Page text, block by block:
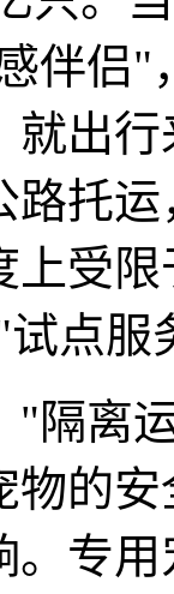
伴侣"
就出
路托
上受
点服
"隔离
物的
。专